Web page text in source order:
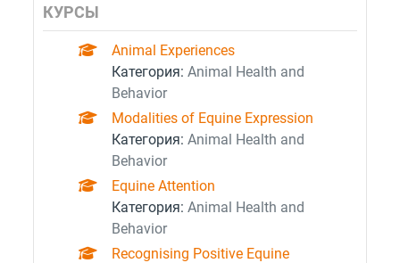
КУРСЫ
Animal Experiences
Категория: Animal Health and
Behavior
Modalities of Equine Expression
Категория: Animal Health and
Behavior
Equine Attention
Категория: Animal Health and
Behavior
Recognising Positive Equine